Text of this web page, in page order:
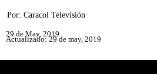
Por: Caracol Televisión
29 de May, 2019
Actualizado: 29 de may, 2019